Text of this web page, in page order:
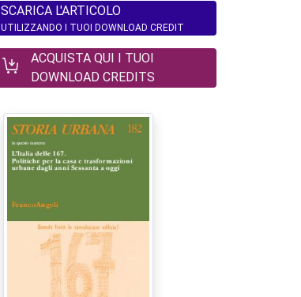
SCARICA L'ARTICOLO
UTILIZZANDO I TUOI DOWNLOAD CREDIT
ACQUISTA QUI I TUOI
DOWNLOAD CREDITS